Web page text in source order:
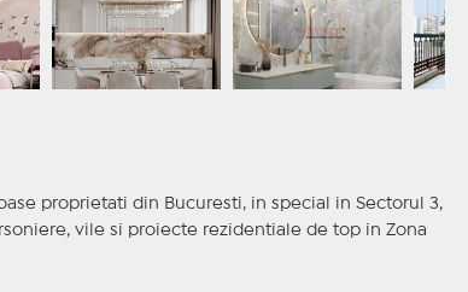
proprietati din Bucuresti, in special in Sectorul 3,
vile si proiecte rezidentiale de top in Zona